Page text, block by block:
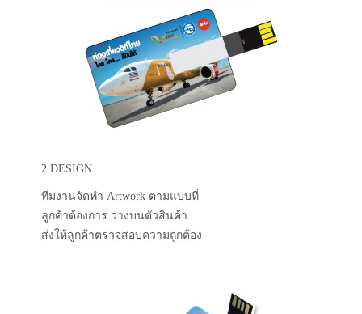
2.DESIGN
ทีมงานจัดทำ Artwork ตามแบบที่
ลูกค้าต้องการ วางบนตัวสินค้า
ส่งให้ลูกค้าตรวจสอบความถูกต้อง